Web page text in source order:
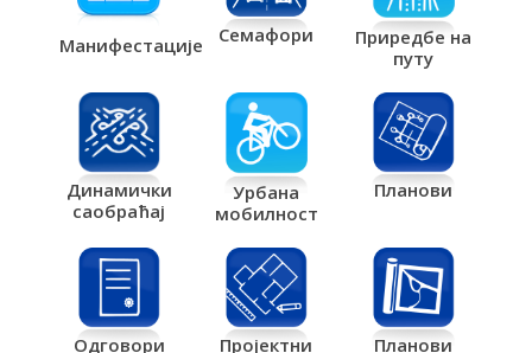
Манифестације Семафори
Приредбе на
путу
Динамички
саобраћај
Урбана
мобилност
Планови
Одговори Пројектни Планови